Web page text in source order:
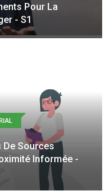
Pour La
- S1
Sources
Informée -